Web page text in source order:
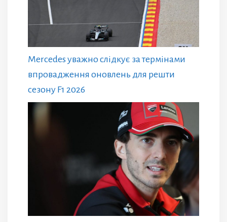
Mercedes уважно слідкує за термінами
впровадження оновлень для решти
сезону F1 2026